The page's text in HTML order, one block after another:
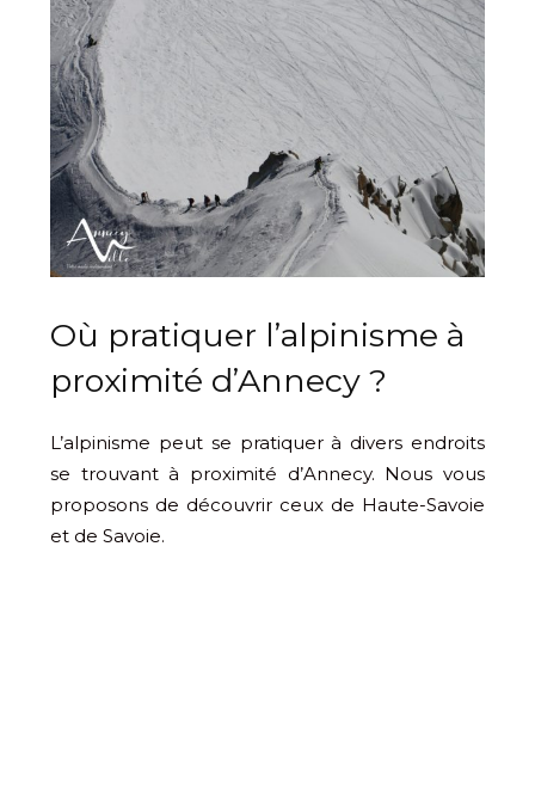
Où pratiquer l’alpinisme à
proximité d’Annecy ?
L’alpinisme peut se pratiquer à divers endroits
se trouvant à proximité d’Annecy. Nous vous
proposons de découvrir ceux de Haute-Savoie
et de Savoie.